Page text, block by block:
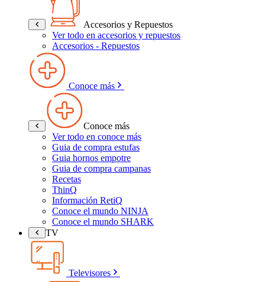
Accesorios y Repuestos
Ver todo en accesorios y repuestos
Accesorios - Repuestos
Conoce más
Conoce más
Ver todo en conoce más
Guia de compra estufas
Guia hornos empotre
Guia de compra campanas
Recetas
ThinQ
Información RetiQ
Conoce el mundo NINJA
Conoce el mundo SHARK
TV
Televisores